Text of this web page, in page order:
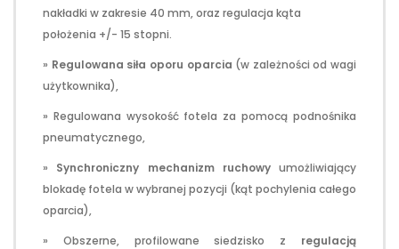
nakładki w zakresie 40 mm, oraz regulacja kąta
położenia +/- 15 stopni.
» Regulowana siła oporu oparcia (w zależności od wagi
użytkownika),
» Regulowana wysokość fotela za pomocą podnośnika
pneumatycznego,
» Synchroniczny mechanizm ruchowyumożliwiający
blokadę fotela w wybranej pozycji (kąt pochylenia całego
oparcia),
» Obszerne, profilowane siedzisko z regulacją